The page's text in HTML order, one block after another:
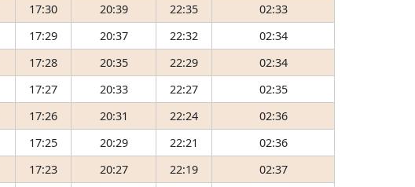
17:30 20:39 22:35
02:33
17:29 20:37 22:32
02:34
17:28 20:35 22:29
02:34
17:27 20:33 22:27
02:35
17:26 20:31 22:24
02:36
17:25 20:29 22:21
02:36
17:23 20:27 22:19
02:37